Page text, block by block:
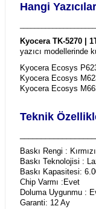
Hangi
Kyocera TK-5270 |
yazıcı modellerinde
Kyocera Ecosys
Kyocera Ecosys
Kyocera Ecosys
Teknik
Baskı Rengi : Kırmızı
Baskı Teknolojisi :
Baskı Kapasitesi:
Chip Varmı :Evet
Doluma Uygunmu :
Garanti: 12 Ay